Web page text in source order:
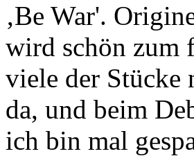
‚Be War'.
wird schön zum
viele der Stücke
da, und beim
ich bin mal